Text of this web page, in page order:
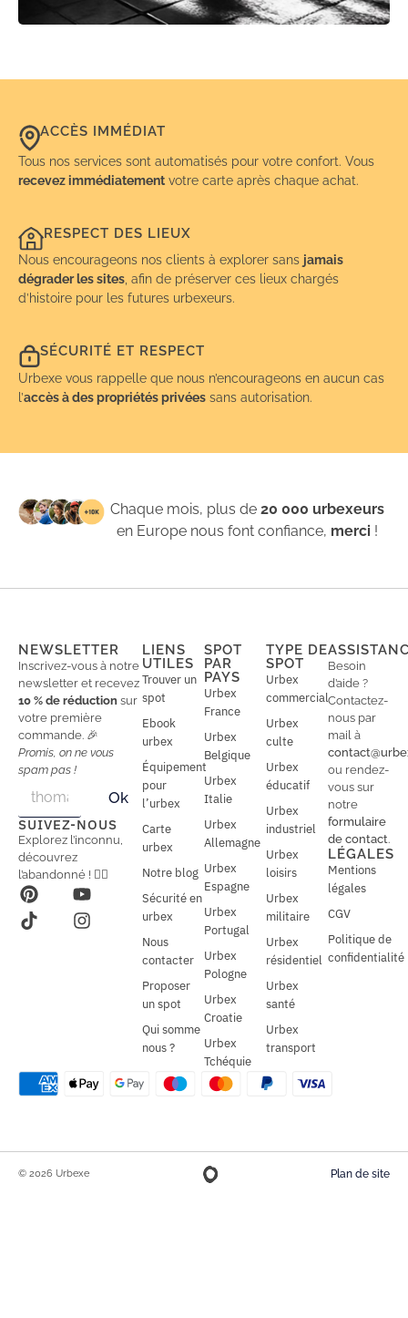
ACCÈS IMMÉDIAT
Tous nos services sont automatisés pour votre confort. Vous
recevez immédiatement votre carte après chaque achat.
RESPECT DES LIEUX
Nous encourageons nos clients à explorer sans jamais
dégrader les sites , afin de préserver ces lieux chargés
d’histoire pour les futures urbexeurs.
SÉCURITÉ ET RESPECT
Urbexe vous rappelle que nous n’encourageons en aucun cas
l’accès à des propriétés privées sans autorisation.
Chaque mois, plus de20 000 urbexeurs
en Europe nous font confiance, merci !
NEWSLETTER
Inscrivez-vous à notre
newsletter et recevez
10 % de réduction sur
votre première
commande. 🎉
Promis, on ne vous
spam pas !
a
i
l
a
i
l
*
Ok
SUIVEZ-NOUS
Explorez l’inconnu,
découvrez
l’abandonné ! 🕵️‍♂️
LIENS
UTILES
Trouver un
spot
Ebook
urbex
Équipement
pour
l’urbex
Carte
urbex
Notre blog
Sécurité en
urbex
Nous
contacter
Proposer
un spot
Qui somme
nous ?
SPOT
PAR
PAYS
Urbex
France
Urbex
Belgique
Urbex
Italie
Urbex
Allemagne
Urbex
Espagne
Urbex
Portugal
Urbex
Pologne
Urbex
Croatie
Urbex
Tchéquie
TYPE DE
SPOT
Urbex
commercial
Urbex
culte
Urbex
éducatif
Urbex
industriel
Urbex
loisirs
Urbex
militaire
Urbex
résidentiel
Urbex
santé
Urbex
transport
Besoin
d’aide ?
Contactez-
nous par
mail à
ou rendez-
vous sur
notre
formulaire
de contact.
LÉGALES
Mentions
légales
CGV
Politique de
confidentialité
© 2026 Urbexe Plan de site